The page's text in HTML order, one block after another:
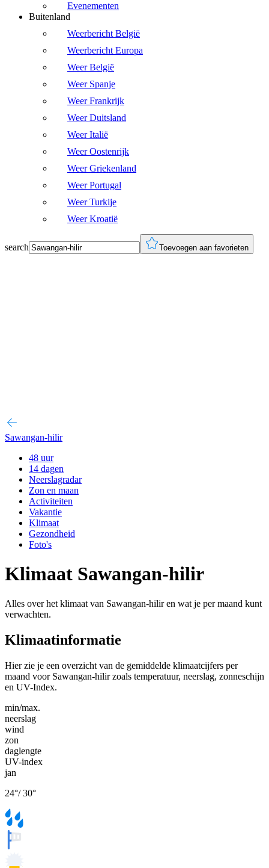
Evenementen
Buitenland
Weerbericht België
Weerbericht Europa
Weer België
Weer Spanje
Weer Frankrijk
Weer Duitsland
Weer Italië
Weer Oostenrijk
Weer Griekenland
Weer Portugal
Weer Turkije
Weer Kroatië
search Toevoegen aan favorieten
Sawangan-hilir
48 uur
14 dagen
Neerslagradar
Zon en maan
Activiteiten
Vakantie
Klimaat
Gezondheid
Foto's
Klimaat Sawangan-hilir
Alles over het klimaat van Sawangan-hilir en wat je per maand kunt
verwachten.
Klimaatinformatie
Hier zie je een overzicht van de gemiddelde klimaatcijfers per
maand voor Sawangan-hilir zoals temperatuur, neerslag, zonneschijn
en UV-Index.
min/max.
neerslag
wind
zon
daglengte
UV-index
jan
24°/30°